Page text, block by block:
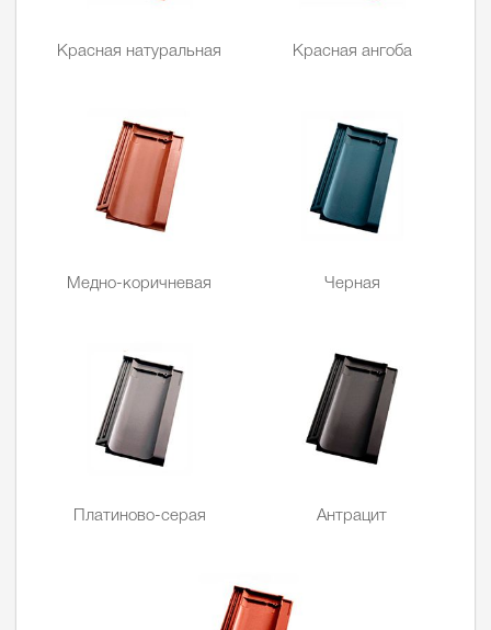
Красная натуральная Красная ангоба
Медно-коричневая Черная
Платиново-серая Антрацит